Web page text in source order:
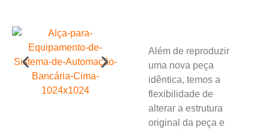
Além de reproduzir
uma nova peça
idêntica, temos a
flexibilidade de
alterar a estrutura
original da peça e